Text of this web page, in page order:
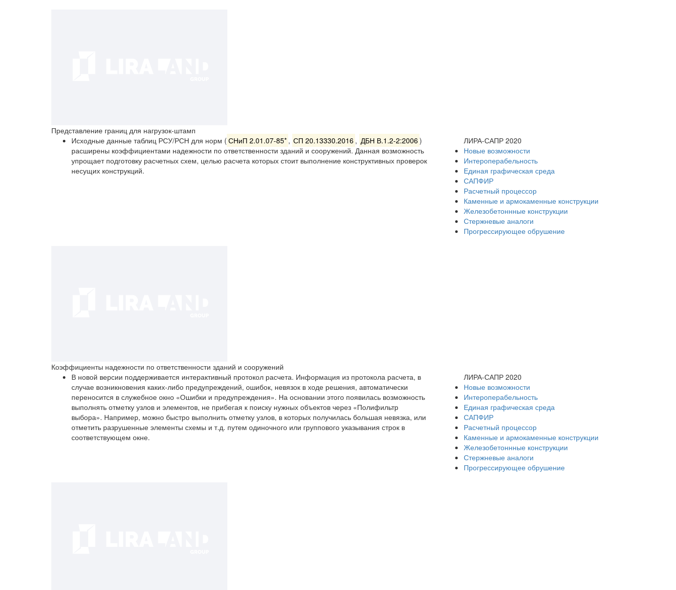
Представление границ для нагрузок-штамп
Исходные данные таблиц РСУ/РСН для норм ( СНиП 2.01.07-85* , СП 20.13330.2016 , ДБН В.1.2-2:2006)
расширены коэффициентами надежности по ответственности зданий и сооружений. Данная возможность
упрощает подготовку расчетных схем, целью расчета которых стоит выполнение конструктивных проверок
несущих конструкций.
ЛИРА-САПР 2020
Новые возможности
Интероперабельность
Единая графическая среда
САПФИР
Расчетный процессор
Каменные и армокаменные конструкции
Железобетоннные конструкции
Стержневые аналоги
Прогрессирующее обрушение
Коэффициенты надежности по ответственности зданий и сооружений
В новой версии поддерживается интерактивный протокол расчета. Информация из протокола расчета, в
случае возникновения каких-либо предупреждений, ошибок, невязок в ходе решения, автоматически
переносится в служебное окно «Ошибки и предупреждения». На основании этого появилась возможность
выполнять отметку узлов и элементов, не прибегая к поиску нужных объектов через «Полифильтр
выбора». Например, можно быстро выполнить отметку узлов, в которых получилась большая невязка, или
отметить разрушенные элементы схемы и т.д. путем одиночного или группового указывания строк в
соответствующем окне.
ЛИРА-САПР 2020
Новые возможности
Интероперабельность
Единая графическая среда
САПФИР
Расчетный процессор
Каменные и армокаменные конструкции
Железобетоннные конструкции
Стержневые аналоги
Прогрессирующее обрушение